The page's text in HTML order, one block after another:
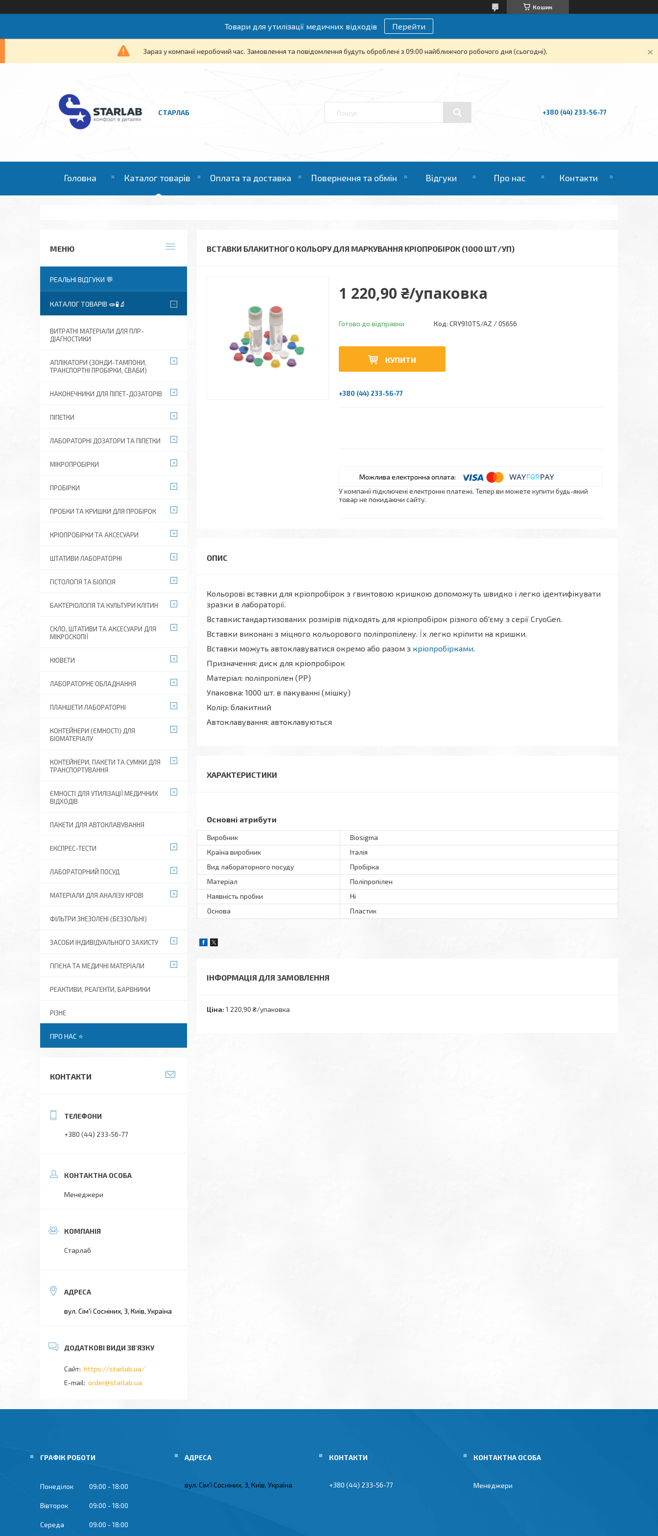
Кошик
Товари для утилізації медичних відходів Перейти
Зараз у компанії неробочий час. Замовлення та повідомлення будуть оброблені з 09:00 найближчого робочого дня (сьогодні).
СТАРЛАБ +380 (44) 233-56-77
Головна Каталог товарів Оплата та доставка Повернення та обмін Відгуки Про нас Контакти
ВСТАВКИ БЛАКИТНОГО КОЛЬОРУ ДЛЯ МАРКУВАННЯ КРІОПРОБІРОК (1000 ШТ/УП)
1 220,90 ₴/упаковка
Готово до відправки Код: CRY910TS/AZ / 05656
КУПИТИ
+380 (44) 233-56-77
У компанії підключені електронні платежі. Тепер ви можете купити будь-який
товар не покидаючи сайту.
Кольорові вставки для кріопробірок з гвинтовою кришкою допоможуть швидко і легко ідентифікувати
зразки в лабораторії.
Вставкистандартизованих розмірів підходять для кріопробірок різного об'єму з серії CryoGen.
Вставки виконані з міцного кольорового поліпропілену. Їх легко кріпити на кришки.
Вставки можуть автоклавуватися окремо або разом з кріопробірками.
Призначення: диск для кріопробірок
Матеріал: поліпропілен (PP)
Упаковка: 1000 шт. в пакуванні (мішку)
Колір: блакитний
Автоклавування: автоклавуються
ХАРАКТЕРИСТИКИ
Основні атрибути
Виробник
Biosigma
Країна виробник
Італія
Вид лабораторного посуду
Пробірка
Матеріал
Поліпропілен
Наявність пробки
Ні
Основа
Пластик
ІНФОРМАЦІЯ ДЛЯ ЗАМОВЛЕННЯ
Ціна: 1 220,90 ₴/упаковка
РЕАЛЬНІ ВІДГУКИ 💬
КАТАЛОГ ТОВАРІВ 🧫🧪🔬
ВИТРАТНІ МАТЕРІАЛИ ДЛЯ ПЛР-
ДІАГНОСТИКИ
АПЛІКАТОРИ (ЗОНДИ-ТАМПОНИ,
ТРАНСПОРТНІ ПРОБІРКИ, СВАБИ)
НАКОНЕЧНИКИ ДЛЯ ПІПЕТ-ДОЗАТОРІВ
ПІПЕТКИ
ЛАБОРАТОРНІ ДОЗАТОРИ ТА ПІПЕТКИ
МІКРОПРОБІРКИ
ПРОБІРКИ
ПРОБКИ ТА КРИШКИ ДЛЯ ПРОБІРОК
КРІОПРОБІРКИ ТА АКСЕСУАРИ
ШТАТИВИ ЛАБОРАТОРНІ
ГІСТОЛОГІЯ ТА БІОПСІЯ
БАКТЕРІОЛОГІЯ ТА КУЛЬТУРИ КЛІТИН
СКЛО, ШТАТИВИ ТА АКСЕСУАРИ ДЛЯ
МІКРОСКОПІЇ
КЮВЕТИ
ЛАБОРАТОРНЕ ОБЛАДНАННЯ
ПЛАНШЕТИ ЛАБОРАТОРНІ
КОНТЕЙНЕРИ (ЄМНОСТІ) ДЛЯ
БІОМАТЕРІАЛУ
КОНТЕЙНЕРИ, ПАКЕТИ ТА СУМКИ ДЛЯ
ТРАНСПОРТУВАННЯ
ЄМНОСТІ ДЛЯ УТИЛІЗАЦІЇ МЕДИЧНИХ
ВІДХОДІВ
ПАКЕТИ ДЛЯ АВТОКЛАВУВАННЯ
ЕКСПРЕС-ТЕСТИ
ЛАБОРАТОРНИЙ ПОСУД
МАТЕРІАЛИ ДЛЯ АНАЛІЗУ КРОВІ
ФІЛЬТРИ ЗНЕЗОЛЕНІ (БЕЗЗОЛЬНІ)
ЗАСОБИ ІНДИВІДУАЛЬНОГО ЗАХИСТУ
ГІГІЄНА ТА МЕДИЧНІ МАТЕРІАЛИ
РЕАКТИВИ, РЕАГЕНТИ, БАРВНИКИ
РІЗНЕ
ПРО НАС ⭐
КОНТАКТИ
+380 (44) 233-56-77
Менеджери
Старлаб
вул. Сім'ї Сосніних, 3, Київ, Україна
https://starlab.ua/
order@starlab.ua
ГРАФІК РОБОТИ
Понеділок 09:00 18:00
Вівторок 09:00 18:00
Середа 09:00 18:00
вул. Сім'ї Сосніних, 3, Київ, Україна +380 (44) 233-56-77 Менеджери